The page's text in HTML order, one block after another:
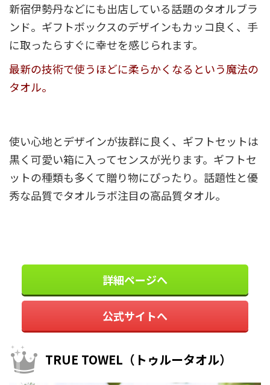
新宿伊勢丹などにも出店している話題のタオルブラ
ンド。ギフトボックスのデザインもカッコ良く、手
に取ったらすぐに幸せを感じられます。
最新の技術で使うほどに柔らかくなるという魔法の
タオル。
使い心地とデザインが抜群に良く、ギフトセットは
黒く可愛い箱に入ってセンスが光ります。ギフトセ
ットの種類も多くて贈り物にぴったり。話題性と優
秀な品質でタオルラボ注目の高品質タオル。
詳細ページへ
公式サイトへ
TRUE TOWEL（トゥルータオル）